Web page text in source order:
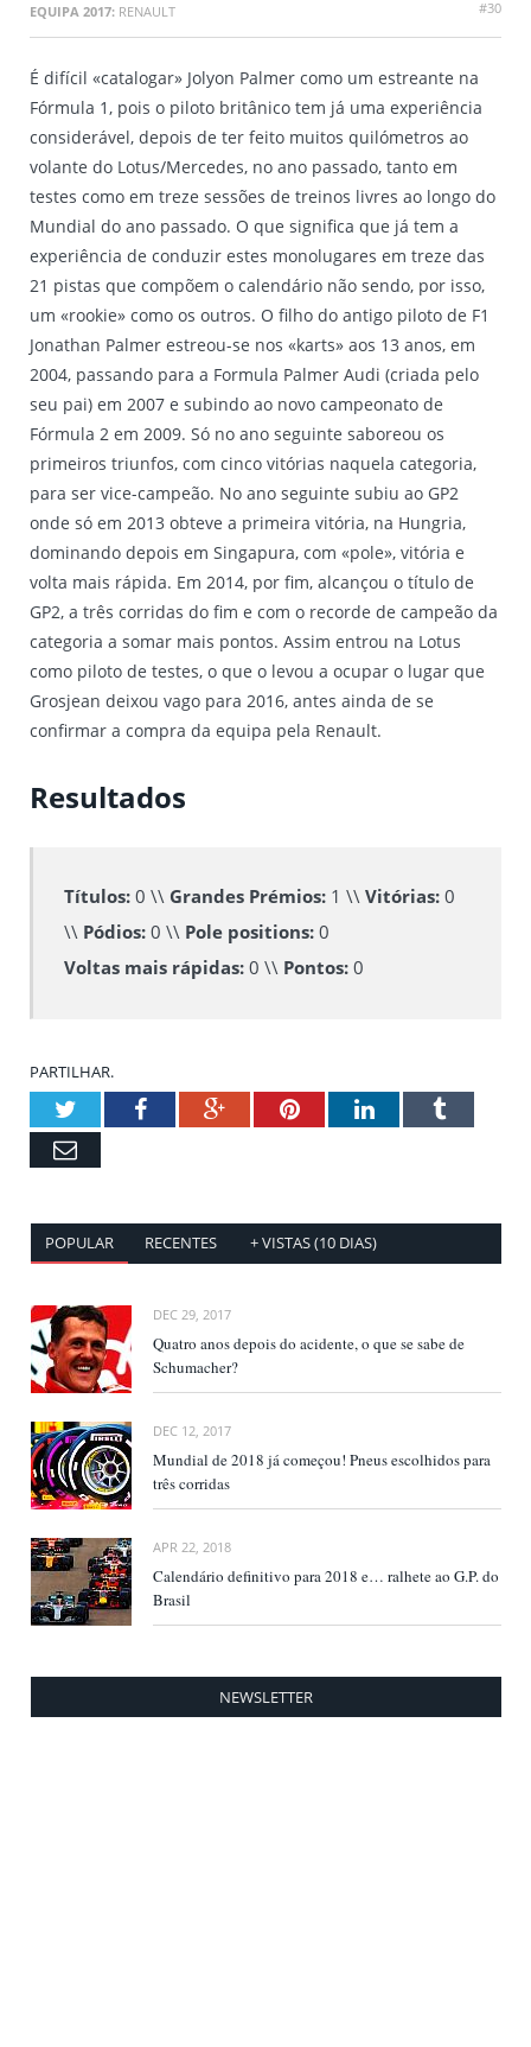
EQUIPA 2017: RENAULT #30
É difícil «catalogar» Jolyon Palmer como um estreante na
Fórmula 1, pois o piloto britânico tem já uma experiência
considerável, depois de ter feito muitos quilómetros ao
volante do Lotus/Mercedes, no ano passado, tanto em
testes como em treze sessões de treinos livres ao longo do
Mundial do ano passado. O que significa que já tem a
experiência de conduzir estes monolugares em treze das
21 pistas que compõem o calendário não sendo, por isso,
um «rookie» como os outros. O filho do antigo piloto de F1
Jonathan Palmer estreou-se nos «karts» aos 13 anos, em
2004, passando para a Formula Palmer Audi (criada pelo
seu pai) em 2007 e subindo ao novo campeonato de
Fórmula 2 em 2009. Só no ano seguinte saboreou os
primeiros triunfos, com cinco vitórias naquela categoria,
para ser vice-campeão. No ano seguinte subiu ao GP2
onde só em 2013 obteve a primeira vitória, na Hungria,
dominando depois em Singapura, com «pole», vitória e
volta mais rápida. Em 2014, por fim, alcançou o título de
GP2, a três corridas do fim e com o recorde de campeão da
categoria a somar mais pontos. Assim entrou na Lotus
como piloto de testes, o que o levou a ocupar o lugar que
Grosjean deixou vago para 2016, antes ainda de se
confirmar a compra da equipa pela Renault.
Resultados
Títulos:0 \\ Grandes Prémios:1 \\ Vitórias:0
\\ Pódios:0 \\ Pole positions:0
Voltas mais rápidas:0 \\ Pontos:0
PARTILHAR.
TwitterFacebookGoogle+PinterestLinkedInTumblr
Email
POPULAR RECENTES + VISTAS (10 DIAS)
DEC 29, 2017
Quatro anos depois do acidente, o que se sabe de
Schumacher?
DEC 12, 2017
Mundial de 2018 já começou! Pneus escolhidos para
três corridas
APR 22, 2018
Calendário definitivo para 2018 e… ralhete ao G.P. do
Brasil
NEWSLETTER